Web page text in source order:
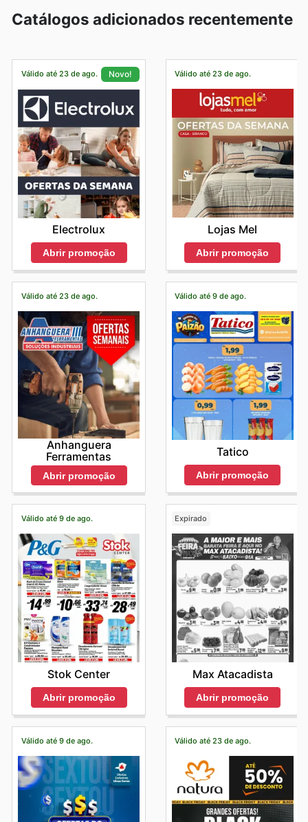
Catálogos adicionados recentemente
Válido até 23 de ago. Novo!
Electrolux
Abrir promoção
Válido até 23 de ago.
Lojas Mel
Abrir promoção
Válido até 23 de ago.
Anhanguera
Ferramentas
Abrir promoção
Válido até 9 de ago.
Tatico
Abrir promoção
Válido até 9 de ago.
Stok Center
Abrir promoção
Expirado
Max Atacadista
Abrir promoção
Válido até 9 de ago. Válido até 23 de ago.